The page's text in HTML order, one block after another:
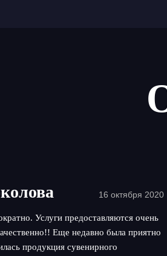
16 октября 2020
Услуги предоставляются очень
Еще недавно была приятно
продукция сувенирного